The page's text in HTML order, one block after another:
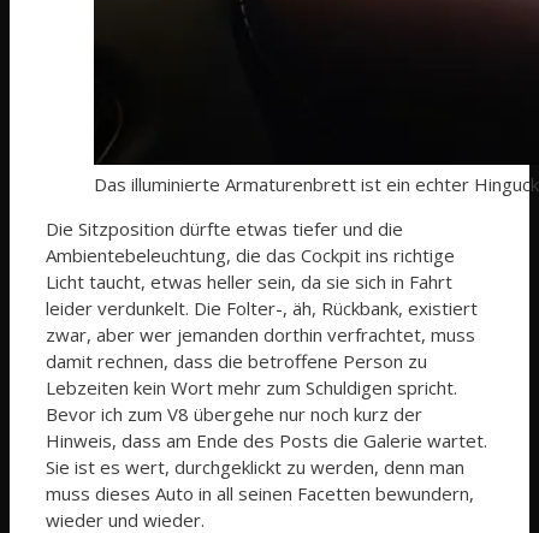
Das illuminierte Armaturenbrett ist ein echter
Die Sitzposition dürfte etwas tiefer und die
Ambientebeleuchtung, die das Cockpit ins richtige
Licht taucht, etwas heller sein, da sie sich in Fahrt
leider verdunkelt. Die Folter-, äh, Rückbank, existiert
zwar, aber wer jemanden dorthin verfrachtet, muss
damit rechnen, dass die betroffene Person zu
Lebzeiten kein Wort mehr zum Schuldigen spricht.
Bevor ich zum V8 übergehe nur noch kurz der
Hinweis, dass am Ende des Posts die Galerie wartet.
Sie ist es wert, durchgeklickt zu werden, denn man
muss dieses Auto in all seinen Facetten bewundern,
wieder und wieder.